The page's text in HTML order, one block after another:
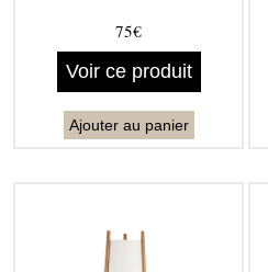
75€
Voir ce produit
Ajouter au panier